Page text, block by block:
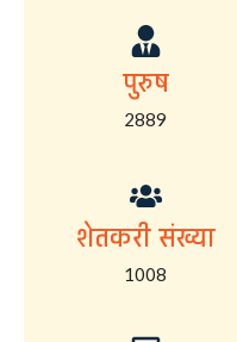
पुरुष
2889
शेतकरी संख्या
1008